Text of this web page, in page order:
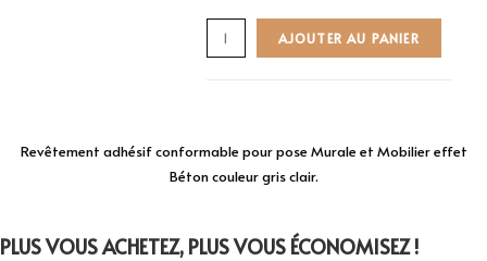
AJOUTER AU PANIER
Revêtement adhésif conformable pour pose Murale et Mobilier effet
Béton couleur gris clair.
PLUS VOUS ACHETEZ, PLUS VOUS ÉCONOMISEZ !